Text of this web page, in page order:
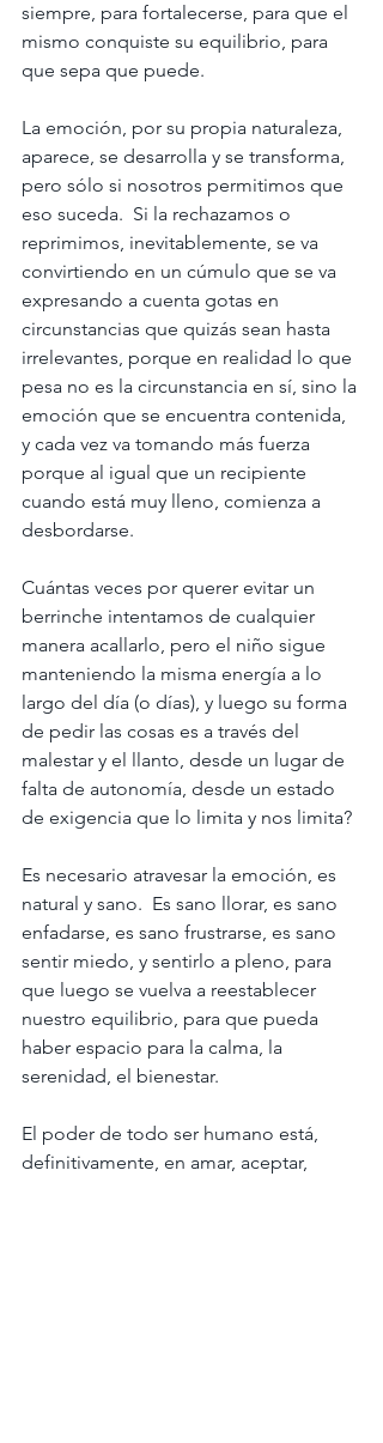
siempre, para fortalecerse, para que el
mismo conquiste su equilibrio, para
que sepa que puede.
La emoción, por su propia naturaleza,
aparece, se desarrolla y se transforma,
pero sólo si nosotros permitimos que
eso suceda.  Si la rechazamos o
reprimimos, inevitablemente, se va
convirtiendo en un cúmulo que se va
expresando a cuenta gotas en
circunstancias que quizás sean hasta
irrelevantes, porque en realidad lo que
pesa no es la circunstancia en sí, sino la
emoción que se encuentra contenida,
y cada vez va tomando más fuerza
porque al igual que un recipiente
cuando está muy lleno, comienza a
desbordarse.
Cuántas veces por querer evitar un
berrinche intentamos de cualquier
manera acallarlo, pero el niño sigue
manteniendo la misma energía a lo
largo del día (o días), y luego su forma
de pedir las cosas es a través del
malestar y el llanto, desde un lugar de
falta de autonomía, desde un estado
de exigencia que lo limita y nos limita?
Es necesario atravesar la emoción, es
natural y sano.  Es sano llorar, es sano
enfadarse, es sano frustrarse, es sano
sentir miedo, y sentirlo a pleno, para
que luego se vuelva a reestablecer
nuestro equilibrio, para que pueda
haber espacio para la calma, la
serenidad, el bienestar.
El poder de todo ser humano está,
definitivamente, en amar, aceptar,